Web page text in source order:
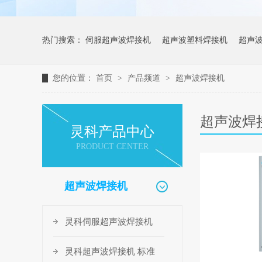
热门搜索： 伺服超声波焊接机 超声波塑料焊接机 超声
您的位置： 首页 > 产品频道 > 超声波焊接机
灵科产品中心
PRODUCT CENTER
超声波焊接机
灵科伺服超声波焊接机
灵科超声波焊接机 标准
超声波焊